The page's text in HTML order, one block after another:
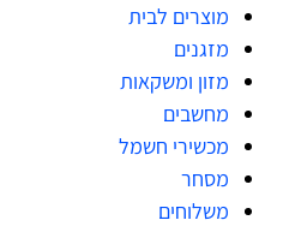
מוצרים לבית
מזגנים
מזון ומשקאות
מחשבים
מכשירי חשמל
מסחר
משלוחים